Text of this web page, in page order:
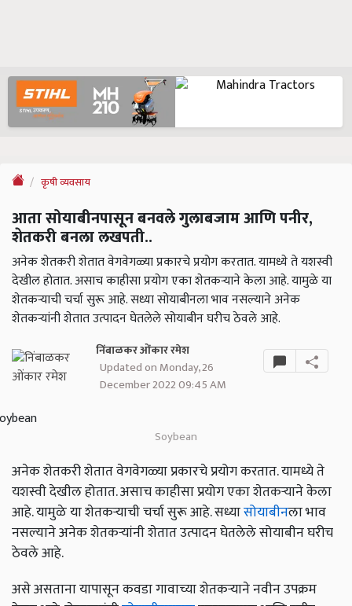
कृषी व्यवसाय
आता सोयाबीनपासून बनवले गुलाबजाम आणि पनीर,
शेतकरी बनला लखपती..
अनेक शेतकरी शेतात वेगवेगळ्या प्रकारचे प्रयोग करतात. यामध्ये ते यशस्वी
देखील होतात. असाच काहीसा प्रयोग एका शेतकऱ्याने केला आहे. यामुळे या
शेतकऱ्याची चर्चा सुरू आहे. सध्या सोयाबीनला भाव नसल्याने अनेक
शेतकऱ्यांनी शेतात उत्पादन घेतलेले सोयाबीन घरीच ठेवले आहे.
निंबाळकर ओंकार रमेश
Updated on Monday, 26
December 2022 09:45 AM
Soybean
अनेक शेतकरी शेतात वेगवेगळ्या प्रकारचे प्रयोग करतात. यामध्ये ते
यशस्वी देखील होतात. असाच काहीसा प्रयोग एका शेतकऱ्याने केला
आहे. यामुळे या शेतकऱ्याची चर्चा सुरू आहे. सध्यासोयाबीनला भाव
नसल्याने अनेक शेतकऱ्यांनी शेतात उत्पादन घेतलेले सोयाबीन घरीच
ठेवले आहे.
असे असताना यापासून कवडा गावाच्या शेतकऱ्याने नवीन उपक्रम